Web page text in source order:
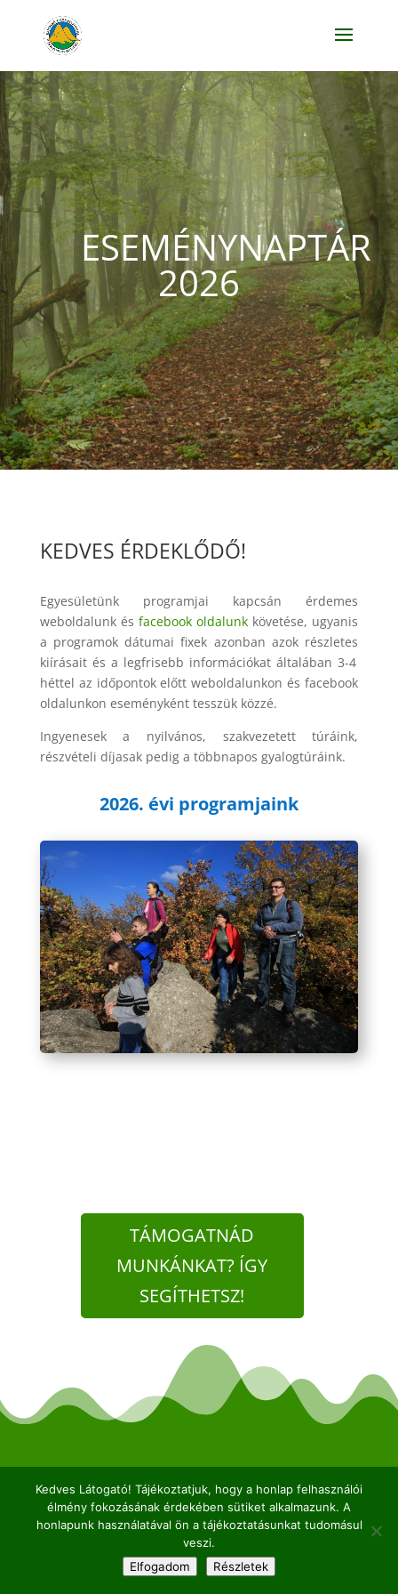
ESEMÉNYNAPTÁR
2026
KEDVES ÉRDEKLŐDŐ!
Egyesületünk programjai kapcsán érdemes
weboldalunk és facebook oldalunk követése, ugyanis
a programok dátumai fixek azonban azok részletes
kiírásait és a legfrisebb információkatáltalában 3-4
héttel az időpontok előttweboldalunkon ésfacebook
oldalunkon eseményként tesszük közzé.
Ingyenesek a nyilvános, szakvezetett túráink,
részvételi díjasak pedig a többnapos gyalogtúráink.
2026. évi programjaink
TÁMOGATNÁD
MUNKÁNKAT? ÍGY
SEGÍTHETSZ!
2026© Kaptárkő Egyesület | Email:info@kaptarko.hu
|Adatkezelés|Impresszum |Web:VERTICAL
Kedves Látogató! Tájékoztatjuk, hogy a honlap felhasználói
élmény fokozásának érdekében sütiket alkalmazunk. A
honlapunk használatával ön a tájékoztatásunkat tudomásul
veszi.
Elfogadom
Részletek